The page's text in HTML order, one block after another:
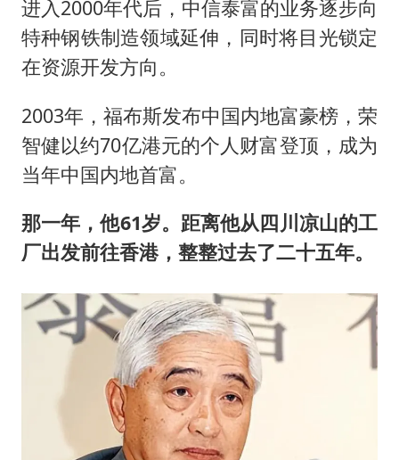
进入2000年代后，中信泰富的业务逐步向
特种钢铁制造领域延伸，同时将目光锁定
在资源开发方向。
2003年，福布斯发布中国内地富豪榜，荣
智健以约70亿港元的个人财富登顶，成为
当年中国内地首富。
那一年，他61岁。距离他从四川凉山的工
厂出发前往香港，整整过去了二十五年。